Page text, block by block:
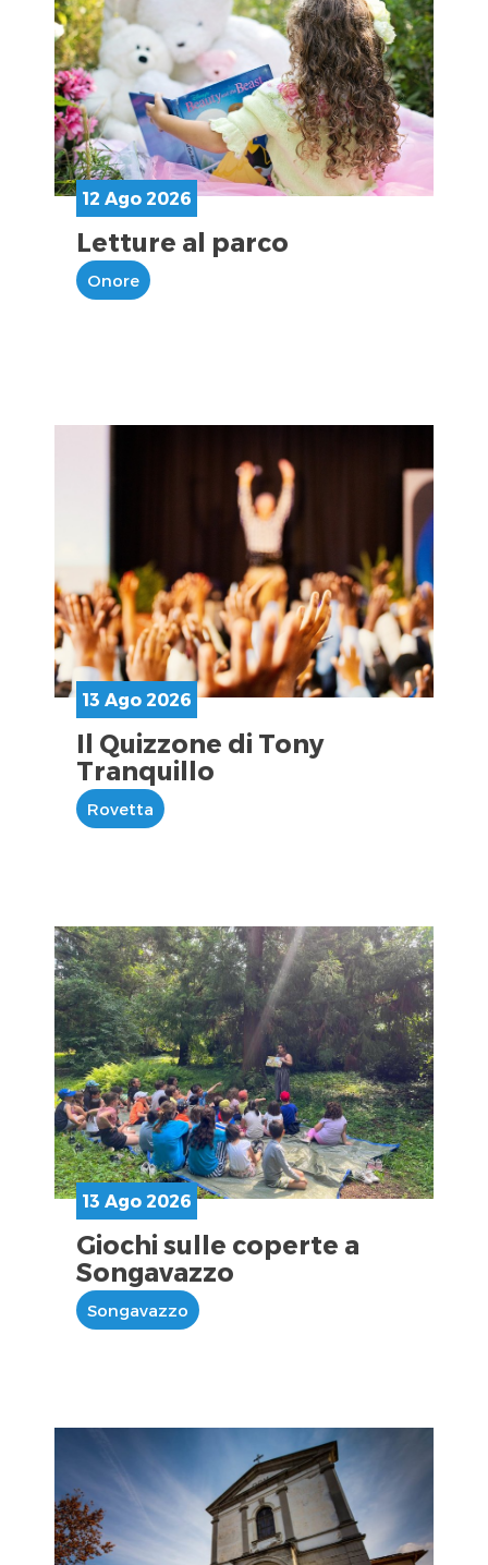
12 Ago 2026
Letture al parco
Onore
13 Ago 2026
Il Quizzone di Tony
Tranquillo
Rovetta
13 Ago 2026
Giochi sulle coperte a
Songavazzo
Songavazzo